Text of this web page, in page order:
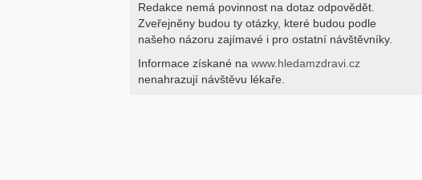
Redakce nemá povinnost na dotaz odpovědět.
Zveřejněny budou ty otázky, které budou podle
našeho názoru zajímavé i pro ostatní návštěvníky.
Informace získané na www.hledamzdravi.cz
nenahrazují návštěvu lékaře.